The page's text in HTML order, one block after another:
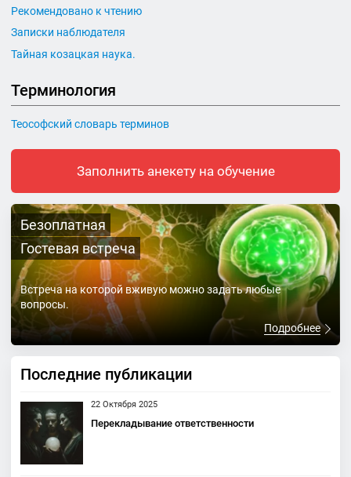
Рекомендовано к чтению
Записки наблюдателя
Тайная козацкая наука.
Терминология
Теософский словарь терминов
Заполнить анекету на обучение
Безоплатная
Гостевая встреча
Встреча на которой вживую можно задать любые
вопросы.
Подробнее
Последние публикации
22 Октября 2025
Перекладывание ответственности